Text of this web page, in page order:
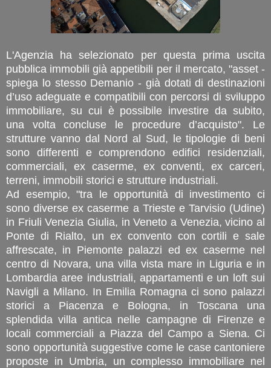
L'Agenzia ha selezionato per questa prima uscita
pubblica immobili già appetibili per il mercato, "asset -
spiega lo stesso Demanio - già dotati di destinazioni
d’uso adeguate e compatibili con percorsi di sviluppo
immobiliare, su cui è possibile investire da subito,
una volta concluse le procedure d’acquisto". Le
strutture vanno dal Nord al Sud, le tipologie di beni
sono differenti e comprendono edifici residenziali,
commerciali, ex caserme, ex conventi, ex carceri,
terreni, immobili storici e strutture industriali.
Ad esempio, "tra le opportunità di investimento ci
sono diverse ex caserme a Trieste e Tarvisio (Udine)
in Friuli Venezia Giulia, in Veneto a Venezia, vicino al
Ponte di Rialto, un ex convento con cortili e sale
affrescate, in Piemonte palazzi ed ex caserme nel
centro di Novara, una villa vista mare in Liguria e in
Lombardia aree industriali, appartamenti e un loft sui
Navigli a Milano. In Emilia Romagna ci sono palazzi
storici a Piacenza e Bologna, in Toscana una
splendida villa antica nelle campagne di Firenze e
locali commerciali a Piazza del Campo a Siena. Ci
sono opportunità suggestive come le case cantoniere
proposte in Umbria, un complesso immobiliare nel